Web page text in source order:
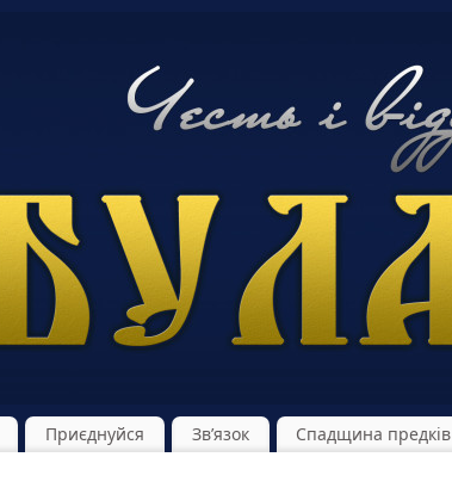
Приєднуйся Зв’язок Спадщина предків